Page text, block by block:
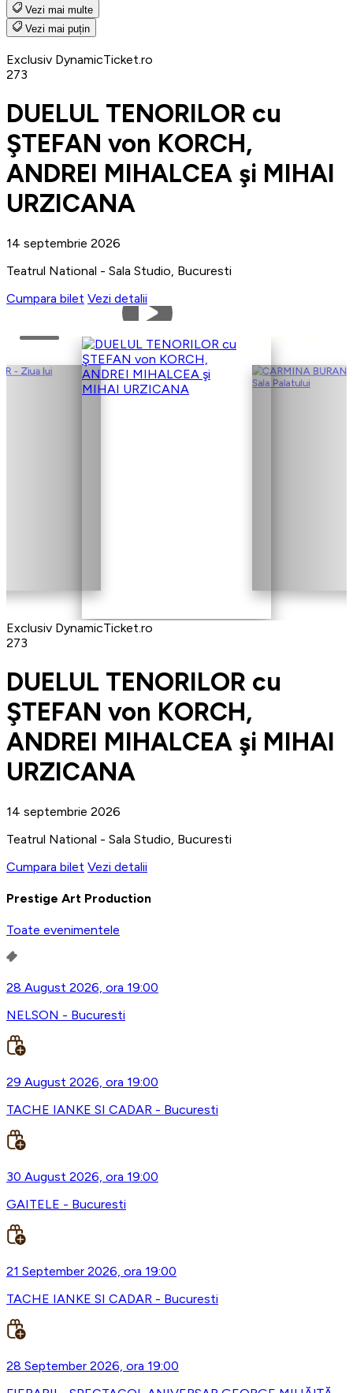
Vezi mai multe
Vezi mai puțin
Exclusiv DynamicTicket.ro
273
DUELUL TENORILOR cu
ŞTEFAN von KORCH,
ANDREI MIHALCEA şi MIHAI
URZICANA
14 septembrie 2026
Teatrul National - Sala Studio, Bucuresti
Cumpara bilet Vezi detalii
Exclusiv DynamicTicket.ro
273
DUELUL TENORILOR cu
ŞTEFAN von KORCH,
ANDREI MIHALCEA şi MIHAI
URZICANA
14 septembrie 2026
Teatrul National - Sala Studio, Bucuresti
Cumpara bilet Vezi detalii
Prestige Art Production
Toate evenimentele
28 August 2026, ora 19:00
NELSON - Bucuresti
29 August 2026, ora 19:00
TACHE IANKE SI CADAR - Bucuresti
30 August 2026, ora 19:00
GAITELE - Bucuresti
21 September 2026, ora 19:00
TACHE IANKE SI CADAR - Bucuresti
28 September 2026, ora 19:00